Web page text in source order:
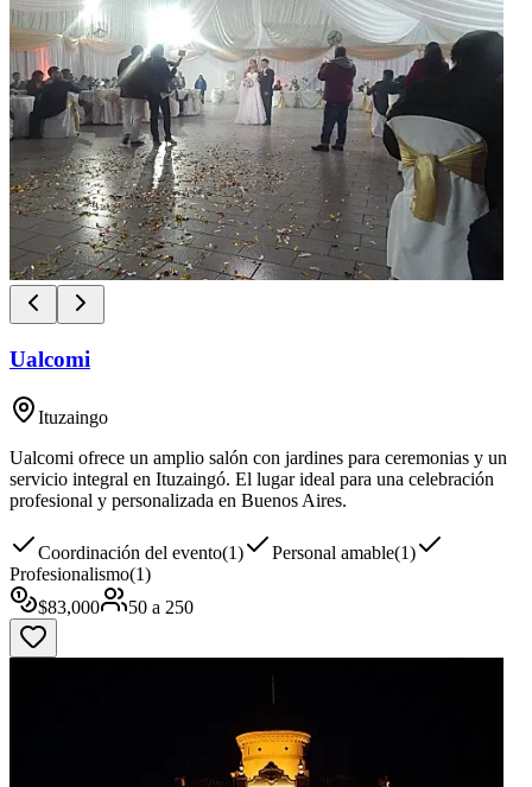
Ualcomi
Ituzaingo
Ualcomi ofrece un amplio salón con jardines para ceremonias y un
servicio integral en Ituzaingó. El lugar ideal para una celebración
profesional y personalizada en Buenos Aires.
Coordinación del evento(1) Personal amable(1)
Profesionalismo(1)
$83,000 50 a 250